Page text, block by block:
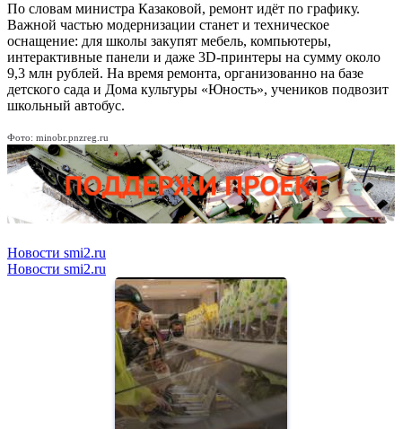
По словам министра Казаковой, ремонт идёт по графику.
Важной частью модернизации станет и техническое
оснащение: для школы закупят мебель, компьютеры,
интерактивные панели и даже 3D-принтеры на сумму около
9,3 млн рублей. На время ремонта, организованно на базе
детского сада и Дома культуры «Юность», учеников подвозит
школьный автобус.
Фото: minobr.pnzreg.ru
Новости smi2.ru
Новости smi2.ru